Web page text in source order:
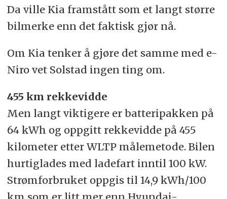
Da ville Kia framstått som et langt større
bilmerke enn det faktisk gjør nå.
Om Kia tenker å gjøre det samme med e-
Niro vet Solstad ingen ting om.
455 km rekkevidde
Men langt viktigere er batteripakken på
64 kWh og oppgitt rekkevidde på 455
kilometer etter WLTP målemetode. Bilen
hurtiglades med ladefart inntil 100 kW.
Strømforbruket oppgis til 14,9 kWh/100